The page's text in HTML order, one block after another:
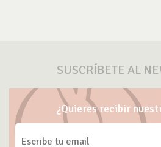
SUSCRÍBETE AL
¿Quieres recibir